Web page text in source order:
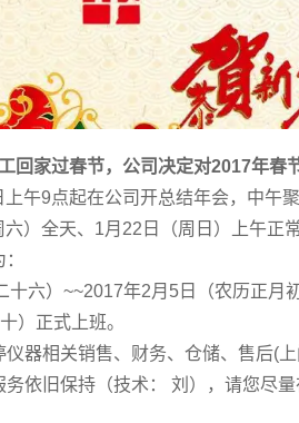
回家过春节，公司决定对2017年春
午9点起在公司开总结年会，中午聚
）全天、1月22日（周日）上午正
六）~~2017年2月5日（农历正月
）正式上班。
器相关销售、财务、仓储、售后(
依旧保持（技术： 刘），请您尽量